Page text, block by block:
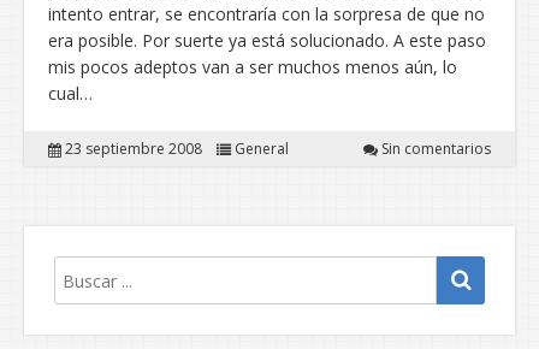
intento entrar, se encontraría con la sorpresa de que no
era posible. Por suerte ya está solucionado. A este paso
mis pocos adeptos van a ser muchos menos aún, lo
cual…
23 septiembre 2008 General Sin comentarios